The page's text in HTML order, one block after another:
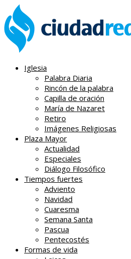
Iglesia
Palabra Diaria
Rincón de la palabra
Capilla de oración
María de Nazaret
Retiro
Imágenes Religiosas
Plaza Mayor
Actualidad
Especiales
Diálogo Filosófico
Tiempos fuertes
Adviento
Navidad
Cuaresma
Semana Santa
Pascua
Pentecostés
Formas de vida